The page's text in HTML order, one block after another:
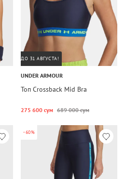
ДО 31 АВГУСТА!
UNDER ARMOUR
Топ Crossback Mid Bra
275 600 сум 689 000 сум
-60%